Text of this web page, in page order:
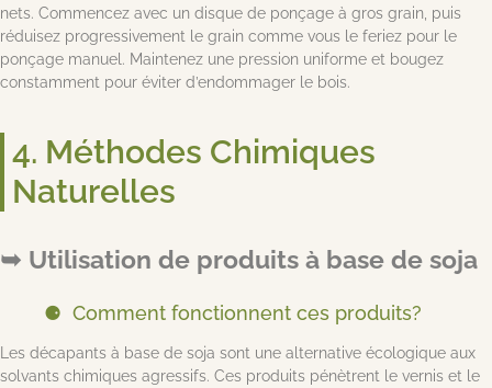
nets. Commencez avec un disque de ponçage à gros grain, puis
réduisez progressivement le grain comme vous le feriez pour le
ponçage manuel. Maintenez une pression uniforme et bougez
constamment pour éviter d’endommager le bois.
4. Méthodes Chimiques
Naturelles
Utilisation de produits à base de soja
Comment fonctionnent ces produits?
Les décapants à base de soja sont une alternative écologique aux
solvants chimiques agressifs. Ces produits pénètrent le vernis et le